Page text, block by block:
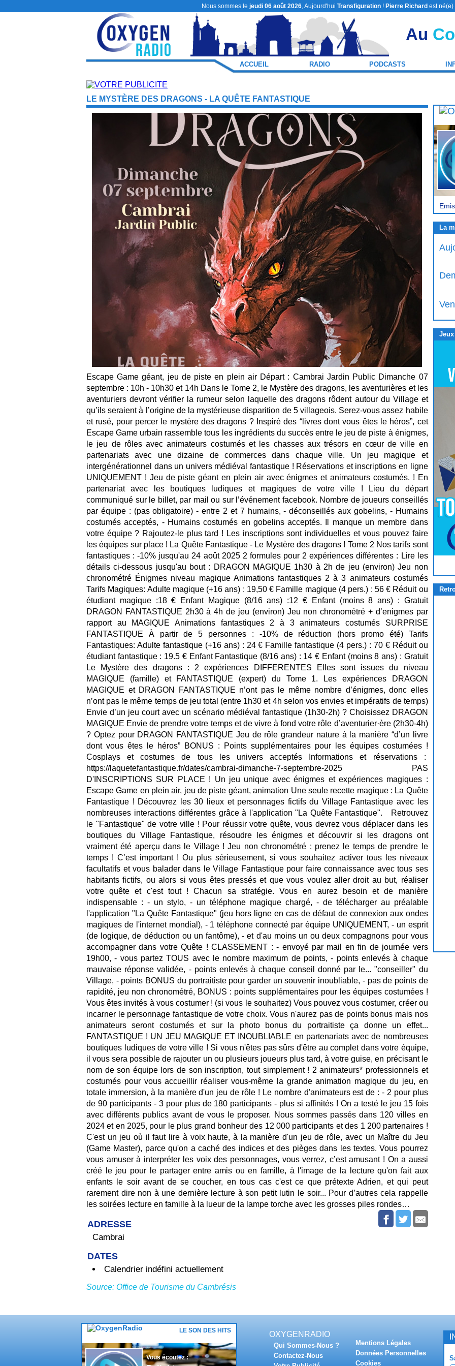
Nous sommes le jeudi 06 août 2026, Aujourd'hui Transfiguration ! Pierre Richard est né(e)
Au
ACCUEIL RADIO PODCASTS
LE MYSTÈRE DES DRAGONS - LA QUÊTE FANTASTIQUE
Escape Game géant, jeu de piste en plein air Départ : Cambrai Jardin Public Dimanche 07
septembre : 10h - 10h30 et 14h Dans le Tome 2, le Mystère des dragons, les aventurières et les
aventuriers devront vérifier la rumeur selon laquelle des dragons rôdent autour du Village et
qu’ils seraient à l’origine de la mystérieuse disparition de 5 villageois. Serez-vous assez habile
et rusé, pour percer le mystère des dragons ? Inspiré des “livres dont vous êtes le héros”, cet
Escape Game urbain rassemble tous les ingrédients du succès entre le jeu de piste à énigmes,
le jeu de rôles avec animateurs costumés et les chasses aux trésors en cœur de ville en
partenariats avec une dizaine de commerces dans chaque ville. Un jeu magique et
intergénérationnel dans un univers médiéval fantastique ! Réservations et inscriptions en ligne
UNIQUEMENT ! Jeu de piste géant en plein air avec énigmes et animateurs costumés. ! En
partenariat avec les boutiques ludiques et magiques de votre ville ! Lieu du départ
communiqué sur le billet, par mail ou sur l’événement facebook. Nombre de joueurs conseillés
par équipe : (pas obligatoire) - entre 2 et 7 humains, - déconseillés aux gobelins, - Humains
costumés acceptés, - Humains costumés en gobelins acceptés. Il manque un membre dans
votre équipe ? Rajoutez-le plus tard ! Les inscriptions sont individuelles et vous pouvez faire
les équipes sur place ! La Quête Fantastique - Le Mystère des dragons ! Tome 2 Nos tarifs sont
fantastiques : -10% jusqu'au 24 août 2025 2 formules pour 2 expériences différentes : Lire les
détails ci-dessous jusqu'au bout : DRAGON MAGIQUE 1h30 à 2h de jeu (environ) Jeu non
chronométré Énigmes niveau magique Animations fantastiques 2 à 3 animateurs costumés
Tarifs Magiques: Adulte magique (+16 ans) : 19,50 € Famille magique (4 pers.) : 56 € Réduit ou
étudiant magique :18 € Enfant Magique (8/16 ans) :12 € Enfant (moins 8 ans) : Gratuit
DRAGON FANTASTIQUE 2h30 à 4h de jeu (environ) Jeu non chronométré + d’enigmes par
rapport au MAGIQUE Animations fantastiques 2 à 3 animateurs costumés SURPRISE
FANTASTIQUE À partir de 5 personnes : -10% de réduction (hors promo été) Tarifs
Fantastiques: Adulte fantastique (+16 ans) : 24 € Famille fantastique (4 pers.) : 70 € Réduit ou
étudiant fantastique : 19.5 € Enfant Fantastique (8/16 ans) : 14 € Enfant (moins 8 ans) : Gratuit
Le Mystère des dragons : 2 expériences DIFFERENTES Elles sont issues du niveau
MAGIQUE (famille) et FANTASTIQUE (expert) du Tome 1. Les expériences DRAGON
MAGIQUE et DRAGON FANTASTIQUE n’ont pas le même nombre d’énigmes, donc elles
n’ont pas le même temps de jeu total (entre 1h30 et 4h selon vos envies et impératifs de temps)
Envie d’un jeu court avec un scénario médiéval fantastique (1h30-2h) ? Choisissez DRAGON
MAGIQUE Envie de prendre votre temps et de vivre à fond votre rôle d’aventurier·ère (2h30-4h)
? Optez pour DRAGON FANTASTIQUE Jeu de rôle grandeur nature à la manière “d’un livre
dont vous êtes le héros” BONUS : Points supplémentaires pour les équipes costumées !
Cosplays et costumes de tous les univers acceptés Informations et réservations :
https://laquetefantastique.fr/dates/cambrai-dimanche-7-septembre-2025 PAS
D'INSCRIPTIONS SUR PLACE ! Un jeu unique avec énigmes et expériences magiques :
Escape Game en plein air, jeu de piste géant, animation Une seule recette magique : La Quête
Fantastique ! Découvrez les 30 lieux et personnages fictifs du Village Fantastique avec les
nombreuses interactions différentes grâce à l'application "La Quête Fantastique". Retrouvez
le "Fantastique" de votre ville ! Pour réussir votre quête, vous devrez vous déplacer dans les
boutiques du Village Fantastique, résoudre les énigmes et découvrir si les dragons ont
vraiment été aperçu dans le Village ! Jeu non chronométré : prenez le temps de prendre le
temps ! C’est important ! Ou plus sérieusement, si vous souhaitez activer tous les niveaux
facultatifs et vous balader dans le Village Fantastique pour faire connaissance avec tous ses
habitants fictifs, ou alors si vous êtes pressés et que vous voulez aller droit au but, réaliser
votre quête et c'est tout ! Chacun sa stratégie. Vous en aurez besoin et de manière
indispensable : - un stylo, - un téléphone magique chargé, - de télécharger au préalable
l'application "La Quête Fantastique" (jeu hors ligne en cas de défaut de connexion aux ondes
magiques de l'internet mondial), - 1 téléphone connecté par équipe UNIQUEMENT, - un esprit
(de logique, de déduction ou un fantôme), - et d'au moins un ou deux compagnons pour vous
accompagner dans votre Quête ! CLASSEMENT : - envoyé par mail en fin de journée vers
19h00, - vous partez TOUS avec le nombre maximum de points, - points enlevés à chaque
mauvaise réponse validée, - points enlevés à chaque conseil donné par le... "conseiller" du
Village, - points BONUS du portraitiste pour garder un souvenir inoubliable, - pas de points de
rapidité, jeu non chronométré, BONUS : points supplémentaires pour les équipes costumées !
Vous êtes invités à vous costumer ! (si vous le souhaitez) Vous pouvez vous costumer, créer ou
incarner le personnage fantastique de votre choix. Vous n'aurez pas de points bonus mais nos
animateurs seront costumés et sur la photo bonus du portraitiste ça donne un effet...
FANTASTIQUE ! UN JEU MAGIQUE ET INOUBLIABLE en partenariats avec de nombreuses
boutiques ludiques de votre ville ! Si vous n'êtes pas sûrs d'être au complet dans votre équipe,
il vous sera possible de rajouter un ou plusieurs joueurs plus tard, à votre guise, en précisant le
nom de son équipe lors de son inscription, tout simplement ! 2 animateurs* professionnels et
costumés pour vous accueillir réaliser vous-même la grande animation magique du jeu, en
totale immersion, à la manière d'un jeu de rôle ! Le nombre d'animateurs est de : - 2 pour plus
de 90 participants - 3 pour plus de 180 participants - plus si affinités ! On a testé le jeu 15 fois
avec différents publics avant de vous le proposer. Nous sommes passés dans 120 villes en
2024 et en 2025, pour le plus grand bonheur des 12 000 participants et des 1 200 partenaires !
C'est un jeu où il faut lire à voix haute, à la manière d'un jeu de rôle, avec un Maître du Jeu
(Game Master), parce qu'on a caché des indices et des pièges dans les textes. Vous pourrez
vous amuser à interpréter les voix des personnages, vous verrez, c’est amusant ! On a aussi
créé le jeu pour le partager entre amis ou en famille, à l'image de la lecture qu'on fait aux
enfants le soir avant de se coucher, en tous cas c'est ce que prétexte Adrien, et qui peut
rarement dire non à une dernière lecture à son petit lutin le soir... Pour d’autres cela rappelle
les soirées lecture en famille à la lueur de la lampe torche avec les grosses piles rondes…
ADRESSE
Cambrai
DATES
Calendrier indéfini actuellement
Source: Office de Tourisme du Cambrésis
La
Jeux
PourJouer cliquez-ici
LE SON DES HITS
Vous écoutez :
OXYGENRADIO
Qui Sommes-Nous ?
Contactez-Nous
Mentions Légales
Données Personnelles
Cookies